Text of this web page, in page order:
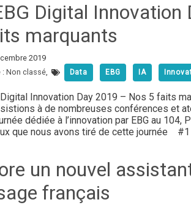
Digital
marquants​
2019
: Non classé, Data EBG IA
Digital Innovation Day 2019 – Nos 5 faits
à de nombreuses conférences et
dédiée à l’innovation par EBG au
que nous avons tiré de cette journée #1
un nouvel
français